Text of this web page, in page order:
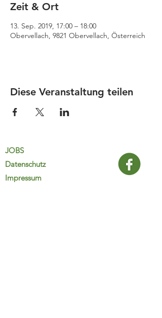
Zeit & Ort
13. Sep. 2019, 17:00 – 18:00
Obervellach, 9821 Obervellach, Österreich
Diese Veranstaltung teilen
JOBS
Datenschutz
Impressum